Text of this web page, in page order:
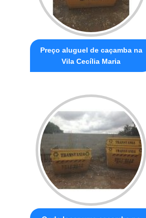
Preço aluguel de caçamba na
Vila Cecília Maria